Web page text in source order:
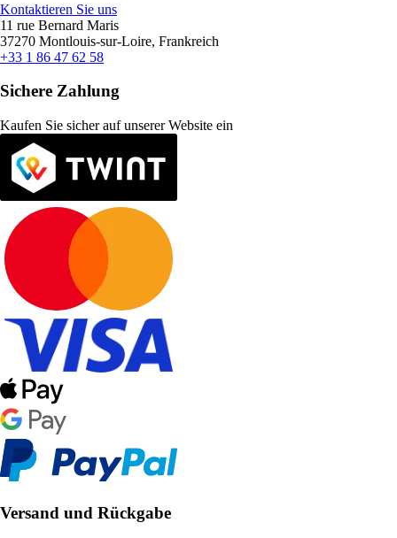
Kontaktieren Sie uns
11 rue Bernard Maris
37270 Montlouis-sur-Loire, Frankreich
+33 1 86 47 62 58
Sichere Zahlung
Kaufen Sie sicher auf unserer Website ein
Versand und Rückgabe